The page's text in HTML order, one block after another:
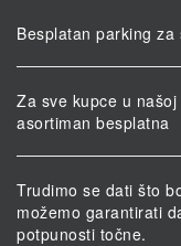
Besplatan parking
Za sve kupce u
asortiman besplatna
Trudimo se dati što
možemo garantirati
potpunosti točne.